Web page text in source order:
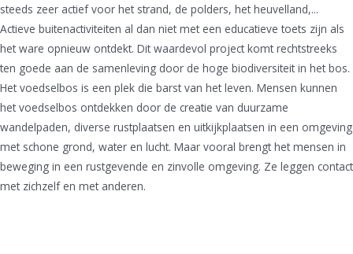
steeds zeer actief voor het strand, de polders, het heuvelland,...
Actieve buitenactiviteiten al dan niet met een educatieve toets zijn als
het ware opnieuw ontdekt. Dit waardevol project komt rechtstreeks
ten goede aan de samenleving door de hoge biodiversiteit in het bos.
Het voedselbos is een plek die barst van het leven. Mensen kunnen
het voedselbos ontdekken door de creatie van duurzame
wandelpaden, diverse rustplaatsen en uitkijkplaatsen in een omgeving
met schone grond, water en lucht. Maar vooral brengt het mensen in
beweging in een rustgevende en zinvolle omgeving. Ze leggen contact
met zichzelf en met anderen.